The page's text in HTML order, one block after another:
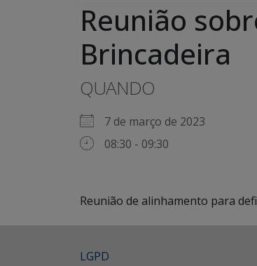
Reunião
Brincadeira
QUANDO
7 de março de 2023
08:30 - 09:30
Reunião de alinhamento para
LGPD